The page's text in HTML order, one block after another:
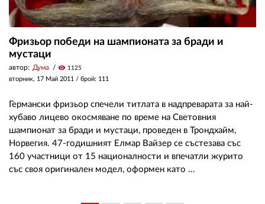
Фризьор победи на шампионата за бради и
мустаци
автор: Дума visibility 1125
вторник, 17 Май 2011 / брой: 111
Германски фризьор спечели титлата в надпреварата за най-
хубаво лицево окосмяване по време на Световния
шампионат за бради и мустаци, проведен в Трондхайм,
Норвегия. 47-годишният Елмар Вайзер се състезава със
160 участници от 15 националности и впечатли журито
със своя оригинален модел, оформен като ...